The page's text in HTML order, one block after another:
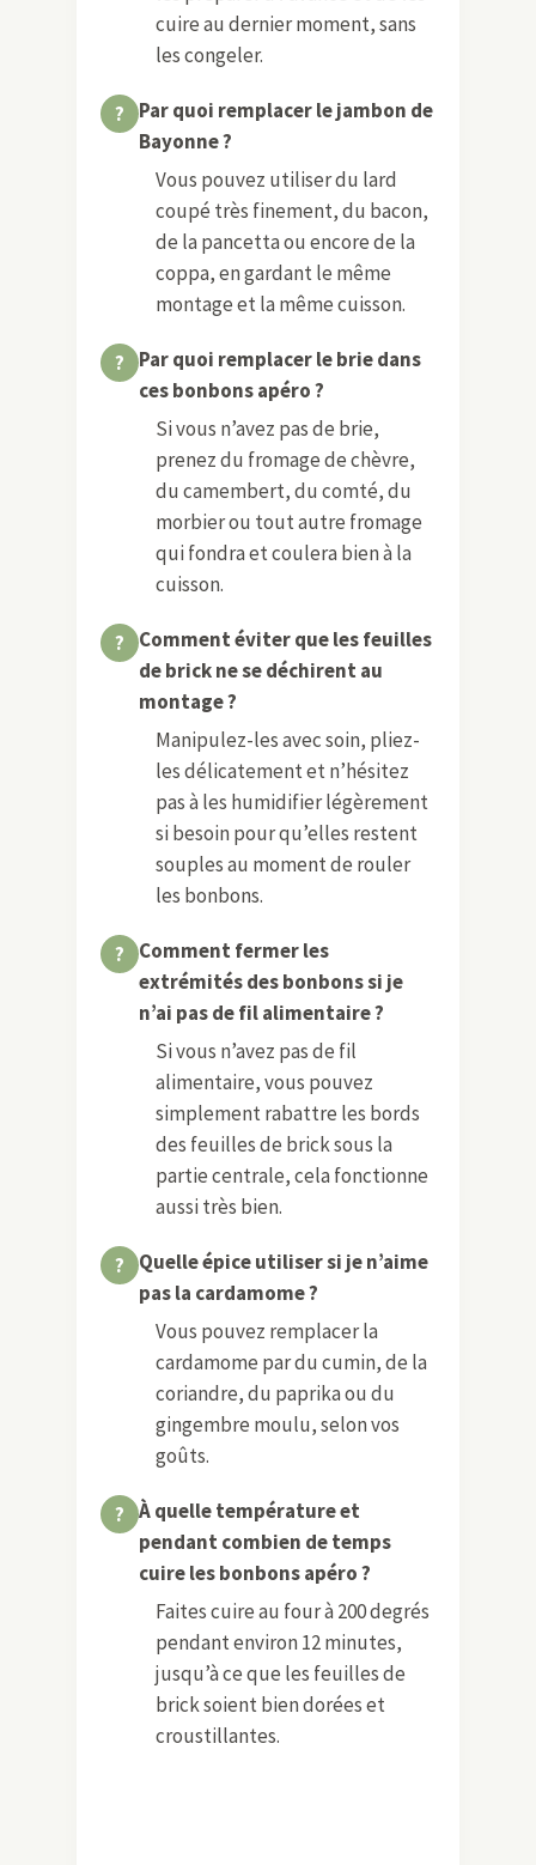
cuire au dernier moment, sans
les congeler.
Par quoi remplacer le jambon de
Bayonne ?
Vous pouvez utiliser du lard
coupé très finement, du bacon,
de la pancetta ou encore de la
coppa, en gardant le même
montage et la même cuisson.
Par quoi remplacer le brie dans
ces bonbons apéro ?
Si vous n’avez pas de brie,
prenez du fromage de chèvre,
du camembert, du comté, du
morbier ou tout autre fromage
qui fondra et coulera bien à la
cuisson.
Comment éviter que les feuilles
de brick ne se déchirent au
montage ?
Manipulez-les avec soin, pliez-
les délicatement et n’hésitez
pas à les humidifier légèrement
si besoin pour qu’elles restent
souples au moment de rouler
les bonbons.
Comment fermer les
extrémités des bonbons si je
n’ai pas de fil alimentaire ?
Si vous n’avez pas de fil
alimentaire, vous pouvez
simplement rabattre les bords
des feuilles de brick sous la
partie centrale, cela fonctionne
aussi très bien.
Quelle épice utiliser si je n’aime
pas la cardamome ?
Vous pouvez remplacer la
cardamome par du cumin, de la
coriandre, du paprika ou du
gingembre moulu, selon vos
goûts.
À quelle température et
pendant combien de temps
cuire les bonbons apéro ?
Faites cuire au four à 200 degrés
pendant environ 12 minutes,
jusqu’à ce que les feuilles de
brick soient bien dorées et
croustillantes.